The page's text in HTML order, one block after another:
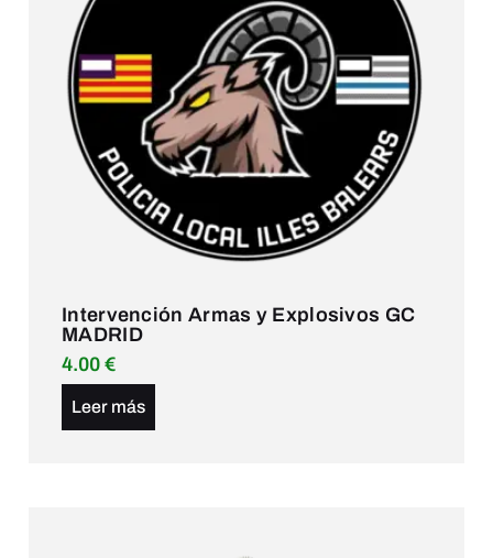
Intervención Armas y Explosivos GC
MADRID
4.00 €
Leer más